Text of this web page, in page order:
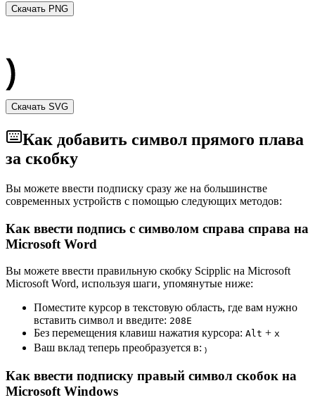
Скачать PNG
Скачать SVG
Как добавить символ прямого плава
за скобку
Вы можете ввести подписку сразу же на большинстве
современных устройств с помощью следующих методов:
Как ввести подпись с символом справа справа на
Microsoft Word
Вы можете ввести правильную скобку Scipplic на Microsoft
Microsoft Word, используя шаги, упомянутые ниже:
Поместите курсор в текстовую область, где вам нужно
вставить символ и введите: 208E
Без перемещения клавиш нажатия курсора: Alt + x
Ваш вклад теперь преобразуется в: ₎
Как ввести подписку правый символ скобок на
Microsoft Windows